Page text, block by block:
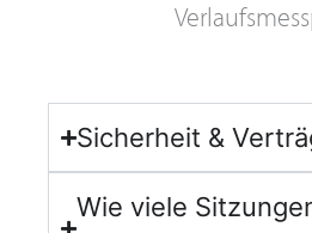
Sicherheit &
Wie viele